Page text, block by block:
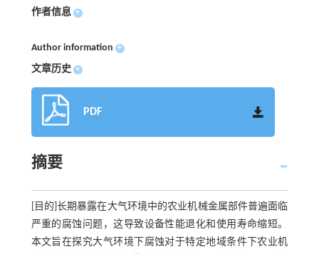
作者信息 +
Author information +
文章历史 +
PDF
摘要
[目的]长期暴露在大气环境中的农业机械金属部件普遍面临
严重的腐蚀问题，这导致设备性能退化和使用寿命缩短。
本文旨在探究大气环境下腐蚀对于特定地域条件下农业机